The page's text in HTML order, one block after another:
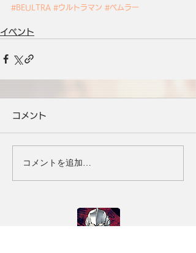
#BEULTRA #ウルトラマン #ベムラー
イベント
コメント
コメントを追加…